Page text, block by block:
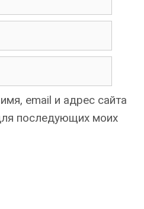
email и адрес сайта
последующих моих